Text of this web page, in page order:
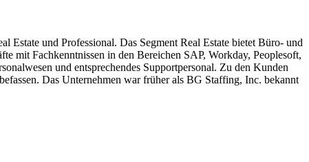
Estate und Professional. Das Segment Real Estate bietet Büro- und
mit Fachkenntnissen in den Bereichen SAP, Workday, Peoplesoft,
und entsprechendes Supportpersonal. Zu den Kunden
Das Unternehmen war früher als BG Staffing, Inc. bekannt